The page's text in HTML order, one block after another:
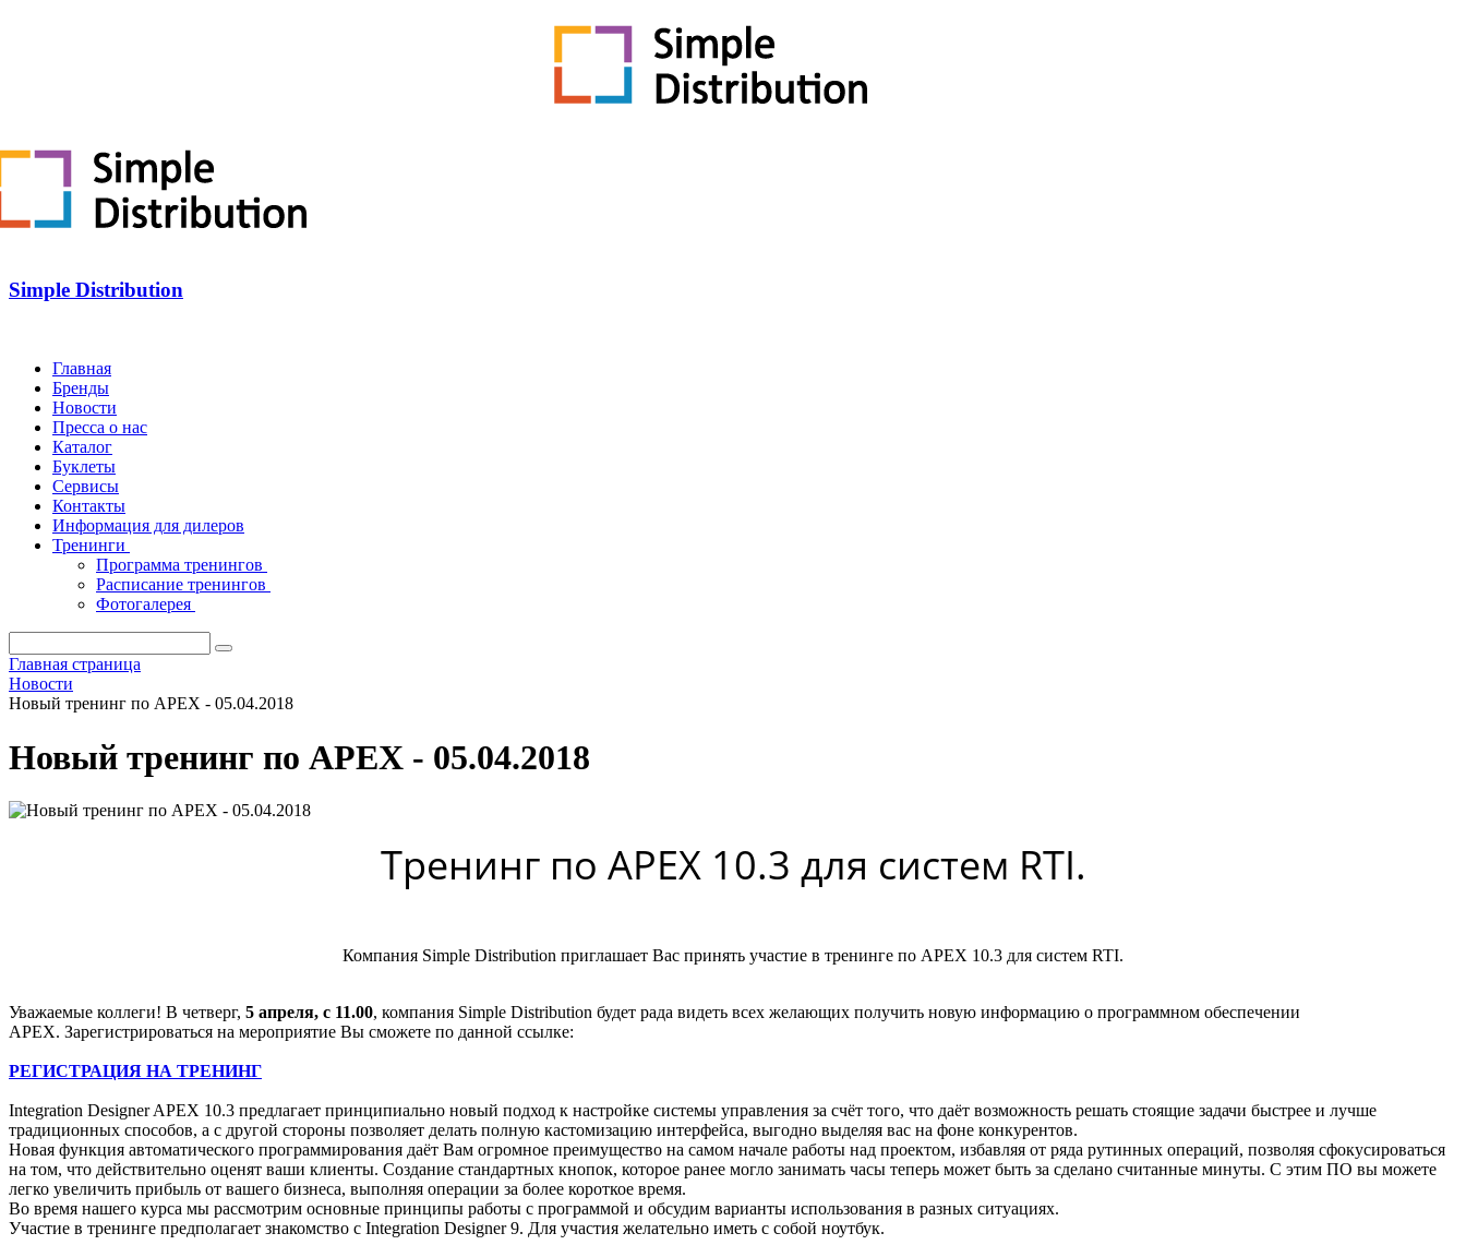
Simple Distribution
Главная
Бренды
Новости
Пресса о нас
Каталог
Буклеты
Сервисы
Контакты
Информация для дилеров
Тренинги
Программа тренингов
Расписание тренингов
Фотогалерея
Главная страница
Новости
Новый тренинг по APEX - 05.04.2018
Новый тренинг по APEX - 05.04.2018
Тренинг по APEX 10.3 для систем RTI.
Компания Simple Distribution приглашает Вас принять участие в тренинге по APEX 10.3 для систем RTI.
Уважаемые коллеги! В четверг, 5 апреля, с 11.00, компания Simple Distribution будет рада видеть всех желающих получить новую информацию о программном обеспечении
APEX. Зарегистрироваться на мероприятие Вы сможете по данной ссылке:
РЕГИСТРАЦИЯ НА ТРЕНИНГ
Integration Designer APEX 10.3 предлагает принципиально новый подход к настройке системы управления за счёт того, что даёт возможность решать стоящие задачи быстрее и лучше
традиционных способов, а с другой стороны позволяет делать полную кастомизацию интерфейса, выгодно выделяя вас на фоне конкурентов.
Новая функция автоматического программирования даёт Вам огромное преимущество на самом начале работы над проектом, избавляя от ряда рутинных операций, позволяя сфокусироваться
на том, что действительно оценят ваши клиенты. Создание стандартных кнопок, которое ранее могло занимать часы теперь может быть за сделано считанные минуты. С этим ПО вы можете
легко увеличить прибыль от вашего бизнеса, выполняя операции за более короткое время.
Во время нашего курса мы рассмотрим основные принципы работы с программой и обсудим варианты использования в разных ситуациях.
Участие в тренинге предполагает знакомство с Integration Designer 9. Для участия желательно иметь с собой ноутбук.